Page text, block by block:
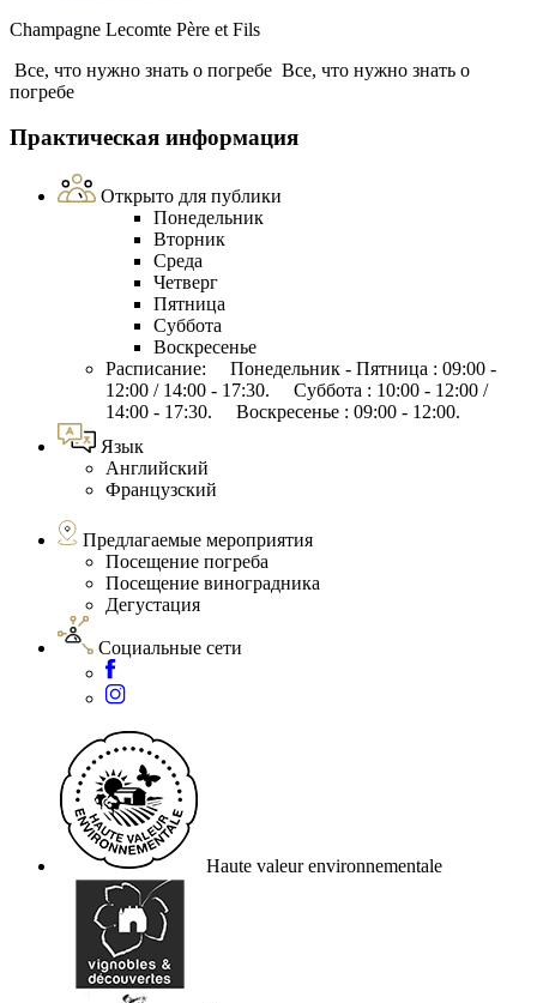
Champagne Lecomte Père et Fils
Все, что нужно знать о погребе Все, что нужно знать о
погребе
Практическая информация
Открыто для публики
Понедельник
Вторник
Среда
Четверг
Пятница
Суббота
Воскресенье
Расписание: Понедельник - Пятница : 09:00 -
12:00 / 14:00 - 17:30. Суббота : 10:00 - 12:00 /
14:00 - 17:30. Воскресенье : 09:00 - 12:00.
Язык
Английский
Французский
Предлагаемые мероприятия
Посещение погреба
Посещение виноградника
Дегустация
Социальные сети
Haute valeur environnementale